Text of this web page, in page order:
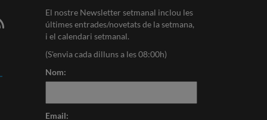
El nostre Newsletter setmanal inclou les
últimes entrades/novetats de la setmana,
i el calendari setmanal.
(S'envia cada dilluns a les 08:00h)
Nom:
Email: